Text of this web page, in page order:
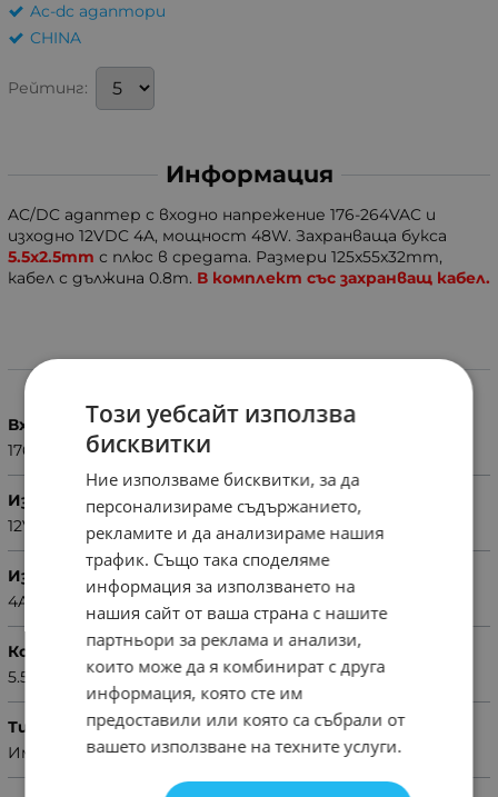
Ac-dc адаптори
CHINA
Рейтинг:
Информация
AC/DC адаптер с входно напрежение 176-264VAC и
изходно 12VDC 4A, мощност 48W. Захранваща букса
5.5x2.5mm с плюс в средата. Размери 125x55x32mm,
кабел с дължина 0.8m. В комплект със захранващ кабел.
Вх. напрежение
176...264V
Изх. напрежение
12VDC
Изх. ток
4A
Конектор
5.5x2.5mm
Тип
Импулсен
Този уебсайт използва
бисквитки
Ние използваме бисквитки, за да
персонализираме съдържанието,
рекламите и да анализираме нашия
трафик. Също така споделяме
информация за използването на
нашия сайт от ваша страна с нашите
партньори за реклама и анализи,
които може да я комбинират с друга
информация, която сте им
предоставили или която са събрали от
вашето използване на техните услуги.